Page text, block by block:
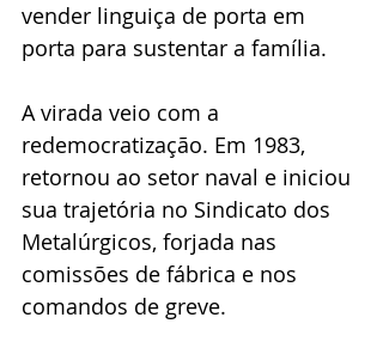
vender linguiça de porta em
porta para sustentar a família.
A virada veio com a
redemocratização. Em 1983,
retornou ao setor naval e iniciou
sua trajetória no Sindicato dos
Metalúrgicos, forjada nas
comissões de fábrica e nos
comandos de greve.